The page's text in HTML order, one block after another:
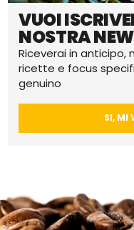
VUOI
NOSTRA
Riceverai in anticipo,
ricette e focus
genuino
SI, MI